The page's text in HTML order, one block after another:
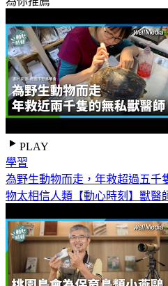
PLAY
學習
為野生動物而走，年救超過五千
物太相信人類【動心時刻】獸醫